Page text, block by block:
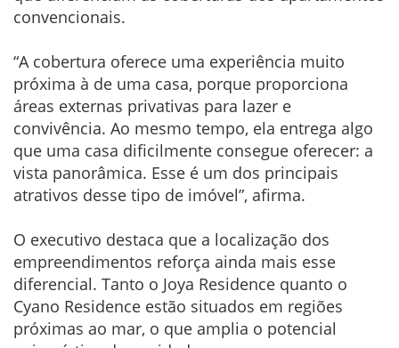
convencionais.
“A cobertura oferece uma experiência muito
próxima à de uma casa, porque proporciona
áreas externas privativas para lazer e
convivência. Ao mesmo tempo, ela entrega algo
que uma casa dificilmente consegue oferecer: a
vista panorâmica. Esse é um dos principais
atrativos desse tipo de imóvel”, afirma.
O executivo destaca que a localização dos
empreendimentos reforça ainda mais esse
diferencial. Tanto o Joya Residence quanto o
Cyano Residence estão situados em regiões
próximas ao mar, o que amplia o potencial